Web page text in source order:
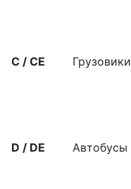
C / CE Грузовики
D / DE Автобусы